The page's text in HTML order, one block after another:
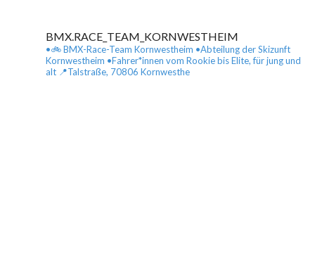
BMX.RACE_TEAM_KORNWESTHEIM
•🚲 BMX-Race-Team Kornwestheim •Abteilung der Skizunft
Kornwestheim •Fahrer*innen vom Rookie bis Elite, für jung und
alt 📍Talstraße, 70806 Kornwesthe